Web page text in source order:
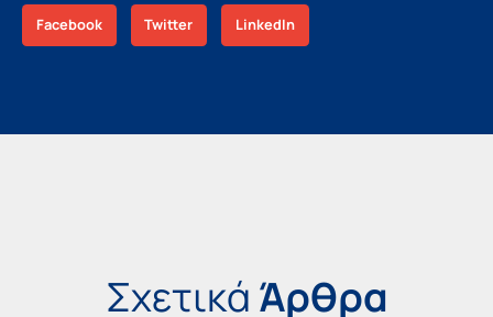
Facebook Twitter LinkedIn
Σχετικά Άρθρα